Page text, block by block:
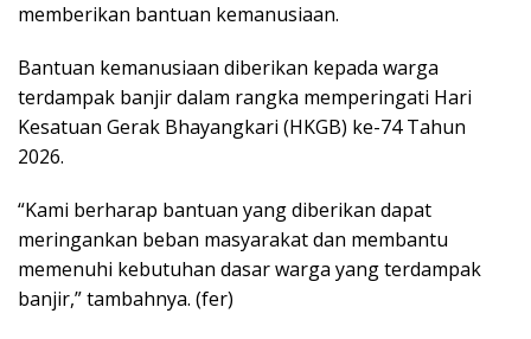
memberikan bantuan kemanusiaan.
Bantuan kemanusiaan diberikan kepada warga
terdampak banjir dalam rangka memperingati Hari
Kesatuan Gerak Bhayangkari (HKGB) ke-74 Tahun
2026.
“Kami berharap bantuan yang diberikan dapat
meringankan beban masyarakat dan membantu
memenuhi kebutuhan dasar warga yang terdampak
banjir,” tambahnya. (fer)